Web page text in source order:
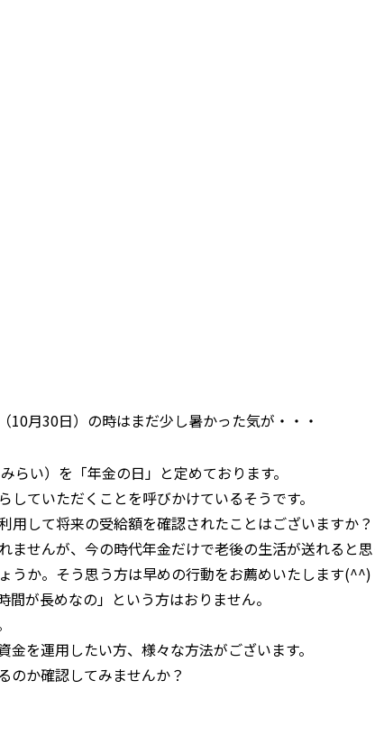
10月30日）の時はまだ少し暑かった気が・・・
らい）を「年金の日」と定めております。
ていただくことを呼びかけているそうです。
用して将来の受給額を確認されたことはございますか？
ませんが、今の時代年金だけで老後の生活が送れると
うか。そう思う方は早めの行動をお薦めいたします(^^)
が長めなの」という方はおりません。
を運用したい方、様々な方法がございます。
のか確認してみませんか？